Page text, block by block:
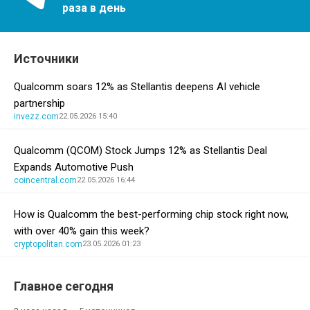
раза в день
Источники
Qualcomm soars 12% as Stellantis deepens AI vehicle
partnership
invezz.com22.05.2026 15:40
Qualcomm (QCOM) Stock Jumps 12% as Stellantis Deal
Expands Automotive Push
coincentral.com22.05.2026 16:44
How is Qualcomm the best-performing chip stock right now,
with over 40% gain this week?
cryptopolitan.com23.05.2026 01:23
Главное сегодня